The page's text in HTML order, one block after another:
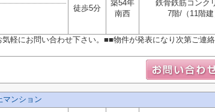
徒歩5分
築54年
南西
鉄骨鉄筋コンク
7階/（11階建
軽にお問い合わせ下さい。■■物件が発表になり次第ご連
マンション